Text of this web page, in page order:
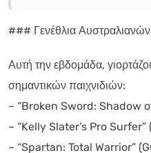
### Γενέθλια Αυστραλιανών
Αυτή την εβδομάδα,
σημαντικών παιχνιδιών:
– “Broken Sword: Shadow
– “Kelly Slater’s Pro Surfer”
– “Spartan: Total Warrior”